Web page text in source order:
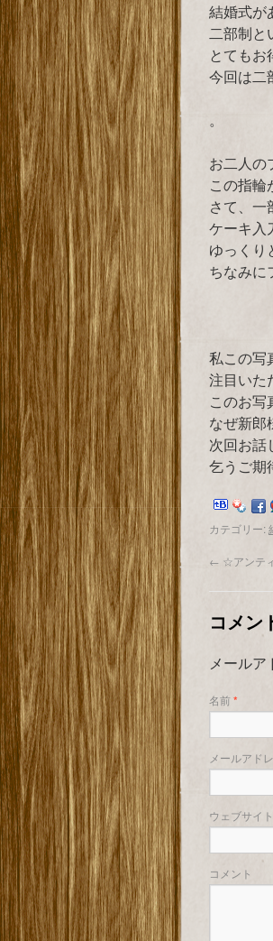
結婚式が
二部制と
とてもお
今回は二
。
お二人の
この指輪
さて、一
ケーキ入
ゆっくり
ちなみに
私この写
注目いた
このお写
なぜ新郎
次回お話
乞うご期
カテゴリー:
← ☆アンテ
コメン
メールア
名前*
メールアド
ウェブサイト
コメント